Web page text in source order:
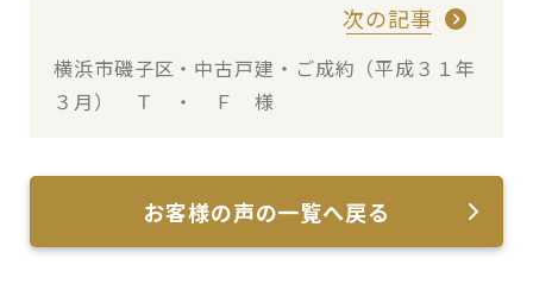
次の記事
横浜市磯子区・中古戸建・ご成約（平成３１年
３月） Ｔ ・ Ｆ 様
お客様の声の一覧へ戻る